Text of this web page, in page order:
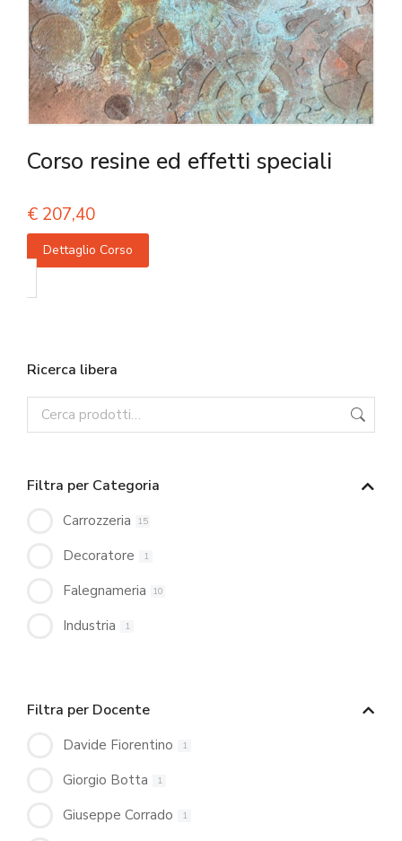
Corso resine ed effetti speciali
€ 207,40
Dettaglio Corso
Ricerca libera
Filtra per Categoria
Carrozzeria 15
Decoratore 1
Falegnameria 10
Industria 1
Filtra per Docente
Davide Fiorentino 1
Giorgio Botta 1
Giuseppe Corrado 1